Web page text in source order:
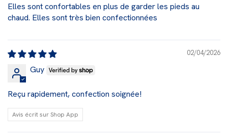
Elles sont confortables en plus de garder les pieds au
chaud. Elles sont très bien confectionnées
02/04/2026
Guy
Reçu rapidement, confection soignée!
Avis écrit sur Shop App